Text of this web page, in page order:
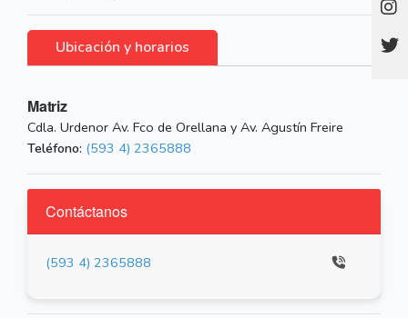
Ubicación y horarios
Matriz
Cdla. Urdenor Av. Fco de Orellana y Av. Agustín Freire
Teléfono: (593 4) 2365888
Contáctanos
(593 4) 2365888